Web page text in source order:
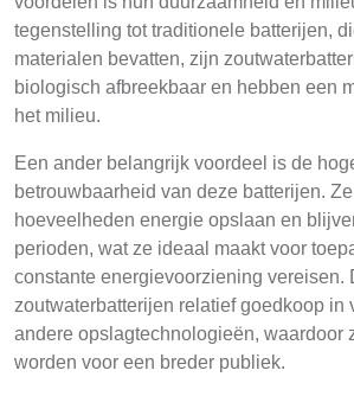
tegenstelling tot traditionele batterijen,
materialen bevatten, zijn
biologisch afbreekbaar en hebben een
het milieu.
Een ander belangrijk voordeel is de
betrouwbaarheid van deze batterijen.
hoeveelheden energie opslaan en
perioden, wat ze ideaal maakt voor
constante energievoorziening vereisen.
zoutwaterbatterijen relatief goedkoop in
andere opslagtechnologieën, waardoor
worden voor een breder publiek.